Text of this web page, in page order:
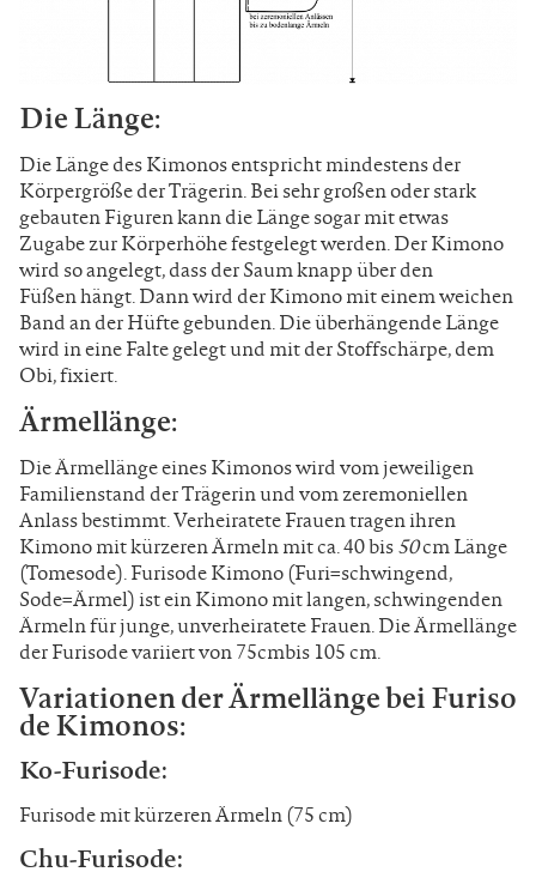
Die Länge:
Die Länge des Kimonos entspricht mindestens der
Körpergröße der Trägerin. Bei sehr großen oder stark
gebauten Figuren kann die Länge sogar mit etwas
Zugabe zur Körperhöhe festgelegt werden. Der Kimono
wird so angelegt, dass der Saum knapp über den
Füßen hängt. Dann wird der Kimono mit einem weichen
Band an der Hüfte gebunden. Die überhängende Länge
wird in eine Falte gelegt und mit der Stoffschärpe, dem
Obi, fixiert.
Ärmellänge:
Die Ärmellänge eines Kimonos wird vom jeweiligen
Familienstand der Trägerin und vom zeremoniellen
Anlass bestimmt. Verheiratete Frauen tragen ihren
Kimono mit kürzeren Ärmeln mit ca. 40 bis50cm Länge
(Tomesode). Furisode Kimono (Furi=schwingend,
Sode=Ärmel) ist ein Kimono mit langen, schwingenden
Ärmeln für junge, unverheiratete Frauen. Die Ärmellänge
der Furisode variiert von 75cmbis 105 cm.
Variationender ÄrmellängebeiFuriso
de Kimonos:
Ko-Furisode:
Furisode mit kürzeren Ärmeln (75 cm)
Chu-Furisode: